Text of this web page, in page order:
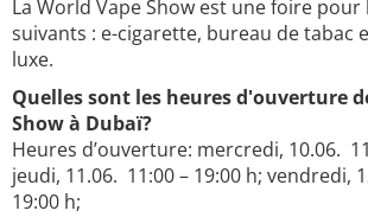
La World Vape Show est une foire pour
suivants : e-cigarette, bureau de tabac
luxe.
Quelles sont les heures d'ouverture
Show à Dubaï?
Heures d’ouverture: mercredi, 10.06.
jeudi, 11.06. 11:00 – 19:00 h; vendredi,
19:00 h;